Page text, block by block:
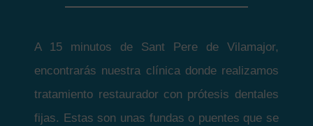
A 15 minutos de Sant Pere de Vilamajor,
encontrarás nuestra clínica donde realizamos
tratamiento restaurador con prótesis dentales
fijas. Estas son unas fundas o puentes que se